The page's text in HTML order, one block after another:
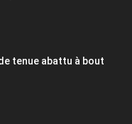
tenue abattu à bout